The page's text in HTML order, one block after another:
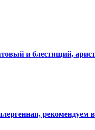
и блестящий,